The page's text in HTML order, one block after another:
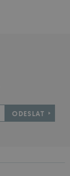
ODESLAT